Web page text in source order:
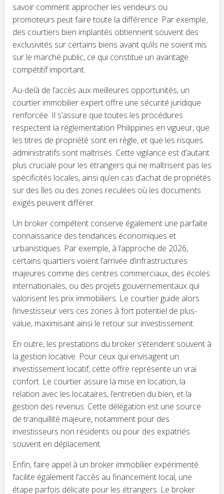
savoir comment approcher les vendeurs ou
promoteurs peut faire toute la différence. Par exemple,
des courtiers bien implantés obtiennent souvent des
exclusivités sur certains biens avant qu’ils ne soient mis
sur le marché public, ce qui constitue un avantage
compétitif important.
Au-delà de l’accès aux meilleures opportunités, un
courtier immobilier expert offre une sécurité juridique
renforcée. Il s’assure que toutes les procédures
respectent la réglementation Philippines en vigueur, que
les titres de propriété sont en règle, et que les risques
administratifs sont maîtrisés. Cette vigilance est d’autant
plus cruciale pour les étrangers qui ne maîtrisent pas les
spécificités locales, ainsi qu’en cas d’achat de propriétés
sur des îles ou des zones reculées où les documents
exigés peuvent différer.
Un broker compétent conserve également une parfaite
connaissance des tendances économiques et
urbanistiques. Par exemple, à l’approche de 2026,
certains quartiers voient l’arrivée d’infrastructures
majeures comme des centres commerciaux, des écoles
internationales, ou des projets gouvernementaux qui
valorisent les prix immobiliers. Le courtier guide alors
l’investisseur vers ces zones à fort potentiel de plus-
value, maximisant ainsi le retour sur investissement.
En outre, les prestations du broker s’étendent souvent à
la gestion locative. Pour ceux qui envisagent un
investissement locatif, cette offre représente un vrai
confort. Le courtier assure la mise en location, la
relation avec les locataires, l’entretien du bien, et la
gestion des revenus. Cette délégation est une source
de tranquillité majeure, notamment pour des
investisseurs non résidents ou pour des expatriés
souvent en déplacement.
Enfin, faire appel à un broker immobilier expérimenté
facilite également l’accès au financement local, une
étape parfois délicate pour les étrangers. Le broker